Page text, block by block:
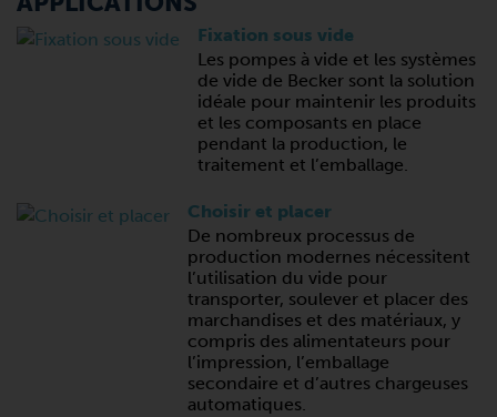
Fixation sous vide
Les pompes à vide et les systèmes
de vide de Becker sont la solution
idéale pour maintenir les produits
et les composants en place
pendant la production, le
traitement et l’emballage.
Choisir et placer
De nombreux processus de
production modernes nécessitent
l’utilisation du vide pour
transporter, soulever et placer des
marchandises et des matériaux, y
compris des alimentateurs pour
l’impression, l’emballage
secondaire et d’autres chargeuses
automatiques.